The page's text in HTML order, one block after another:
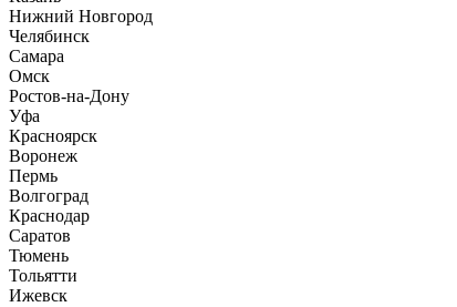
Нижний Новгород
Челябинск
Самара
Омск
Ростов-на-Дону
Уфа
Красноярск
Воронеж
Пермь
Волгоград
Краснодар
Саратов
Тюмень
Тольятти
Ижевск